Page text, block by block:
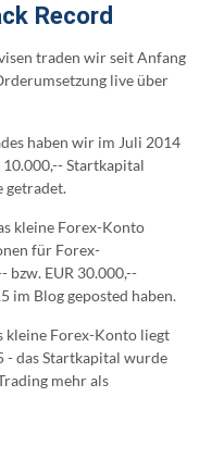
Record
traden wir seit Anfang
live über
haben wir im Juli 2014
Startkapital
getradet.
kleine Forex-Konto
für Forex-
bzw. EUR 30.000,--
im Blog geposted haben.
Forex-Konto liegt
- das Startkapital wurde
mehr als